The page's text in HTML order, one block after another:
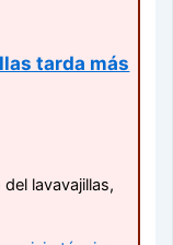
tarda más
lavavajillas,